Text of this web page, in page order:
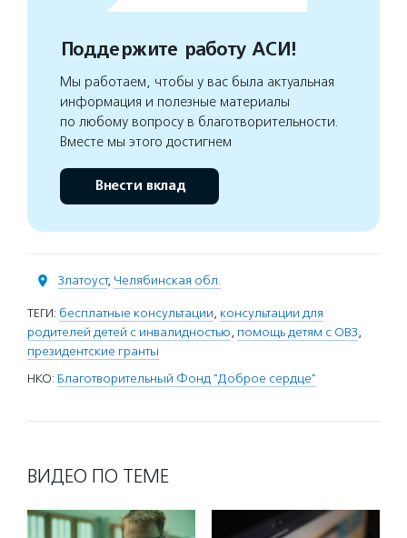
Поддержите работу АСИ!
Мы работаем, чтобы у вас была актуальная
информация и полезные материалы
по любому вопросу в благотворительности.
Вместе мы этого достигнем
Внести вклад
Златоуст, Челябинская обл.
ТЕГИ: бесплатные консультации, консультации для
родителей детей с инвалидностью, помощь детям с ОВЗ,
президентские гранты
НКО: Благотворительный Фонд "Доброе сердце"
ВИДЕО ПО ТЕМЕ